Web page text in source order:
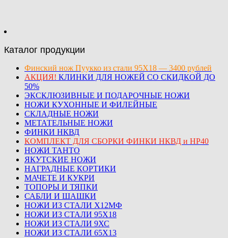
Каталог продукции
Финский нож Пуукко из стали 95Х18 — 3400 рублей
АКЦИЯ! КЛИНКИ ДЛЯ НОЖЕЙ СО СКИДКОЙ ДО
50%
ЭКСКЛЮЗИВНЫЕ И ПОДАРОЧНЫЕ НОЖИ
НОЖИ КУХОННЫЕ И ФИЛЕЙНЫЕ
СКЛАДНЫЕ НОЖИ
МЕТАТЕЛЬНЫЕ НОЖИ
ФИНКИ НКВД
КОМПЛЕКТ ДЛЯ СБОРКИ ФИНКИ НКВД и НР40
НОЖИ ТАНТО
ЯКУТСКИЕ НОЖИ
НАГРАДНЫЕ КОРТИКИ
МАЧЕТЕ И КУКРИ
ТОПОРЫ И ТЯПКИ
САБЛИ И ШАШКИ
НОЖИ ИЗ СТАЛИ Х12МФ
НОЖИ ИЗ СТАЛИ 95Х18
НОЖИ ИЗ СТАЛИ 9ХС
НОЖИ ИЗ СТАЛИ 65Х13